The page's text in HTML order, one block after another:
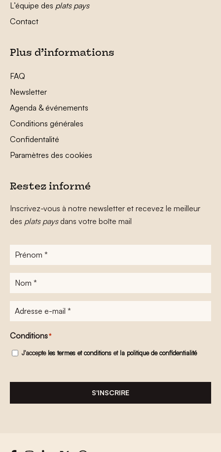
L’équipe des plats pays
Contact
Plus d’informations
FAQ
Newsletter
Agenda & événements
Conditions générales
Confidentalité
Paramètres des cookies
Restez informé
Inscrivez-vous à notre newsletter et recevez le meilleur
des plats paysdans votre boîte mail
Prénom
Nom
Adresse
e-
mail*
Conditions*
J'accepte les termes et conditions et la politique de confidentialité
S'INSCRIRE